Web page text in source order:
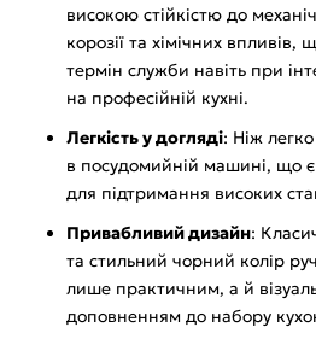
високою стійкістю до
корозії та хімічних
термін служби навіть при
на професійній кухні.
Легкість у догляді: Ніж
в посудомийній машині, що
для підтримання високих
Привабливий дизайн:
та стильний чорний колір
лише практичним, а й
доповненням до набору